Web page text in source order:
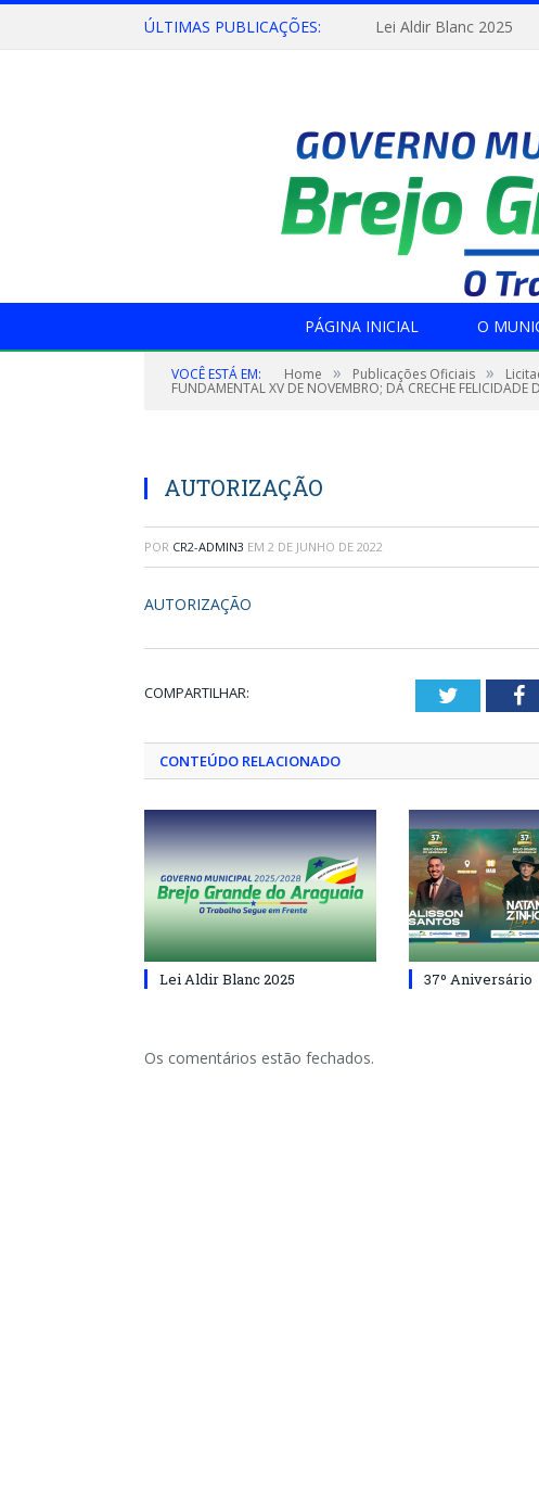
ÚLTIMAS PUBLICAÇÕES: Lei Aldir Blanc 2025
PÁGINA INICIAL O
VOCÊ ESTÁ EM: Home » Publicações Oficiais »
FUNDAMENTAL XV DE NOVEMBRO; DA CRECHE FELICIDADE
AUTORIZAÇÃO
POR CR2-ADMIN3 EM 2 DE JUNHO DE 2022
AUTORIZAÇÃO
COMPARTILHAR: Twitter
CONTEÚDO RELACIONADO
Lei Aldir Blanc 2025 37º Aniversário
Os comentários estão fechados.